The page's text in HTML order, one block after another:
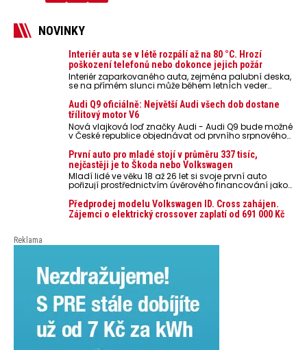
NOVINKY
Interiér auta se v létě rozpálí až na 80 °C. Hrozí
poškození telefonů nebo dokonce jejich požár
Interiér zaparkovaného auta, zejména palubní deska,
se na přímém slunci může během letních veder
nebezpečí pro odložené mobilní telefony, powerbanky
nebo notebooky. Můžou urychlit stárnutí baterií,
poškodit elektroniku a ve výjimečných případech i
zvýšit riziko požáru.
Audi Q9 oficiálně: Největší Audi všech dob dostane
třílitový motor V6
Nová vlajková loď značky Audi - Audi Q9 bude možné
v České republice objednávat od prvního srpnového
První auto pro mladé stojí v průměru 337 tisíc,
nejčastěji je to Škoda nebo Volkswagen
Mladí lidé ve věku 18 až 26 let si svoje první auto
pořizují prostřednictvím úvěrového financování jako
auto. Průměrná pořizovací cena vozu dosahuje 337
tisíc korun a průměrná financovaná částka
přesahuje 251 tisíc korun. Vyplývá to z dat Leasingu
Předprodej modelu Volkswagen ID. Cross zahájen.
Zájemci o elektrický crossover zaplatí od 691 000 Kč
Reklama